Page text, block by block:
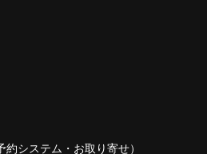
システム・お取り寄せ）